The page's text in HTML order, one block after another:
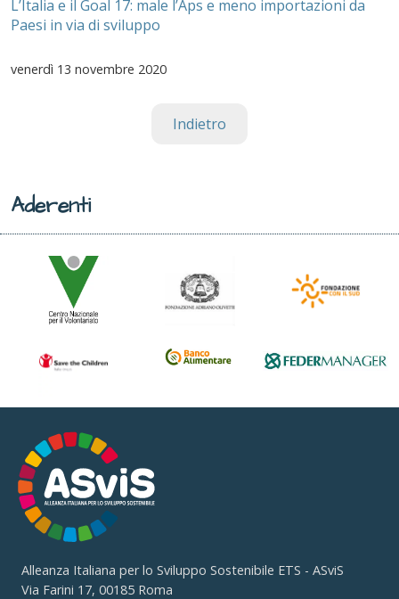
L’Italia e il Goal 17: male l’Aps e meno importazioni da
Paesi in via di sviluppo
venerdì 13 novembre 2020
Indietro
Aderenti
Alleanza Italiana per lo Sviluppo Sostenibile ETS - ASviS
Via Farini 17, 00185 Roma